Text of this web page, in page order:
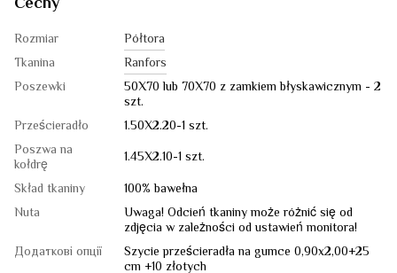
Rozmiar
Półtora
Tkanina
Ranfors
Poszewki
50X70 lub 70X70 z zamkiem błyskawicznym - 2
szt.
Prześcieradło
1.50Х2.20-1 szt.
Poszwa na
kołdrę
1.45Х2.10-1 szt.
Skład tkaniny
100% bawełna
Nuta
Uwaga! Odcień tkaniny może różnić się od
zdjęcia w zależności od ustawień monitora!
Додаткові опції
Szycie prześcieradła na gumce 0,90x2,00+25
cm +10 złotych